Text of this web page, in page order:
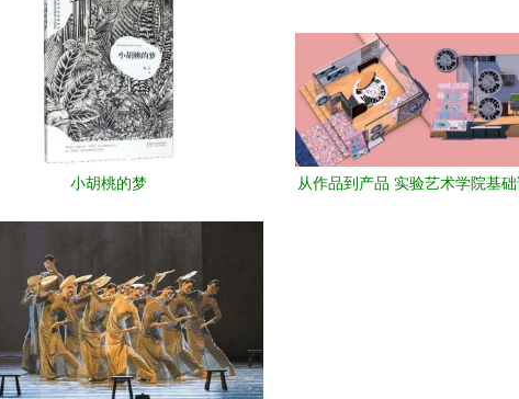
小胡桃的梦
从作品到产品 实验艺术学院基